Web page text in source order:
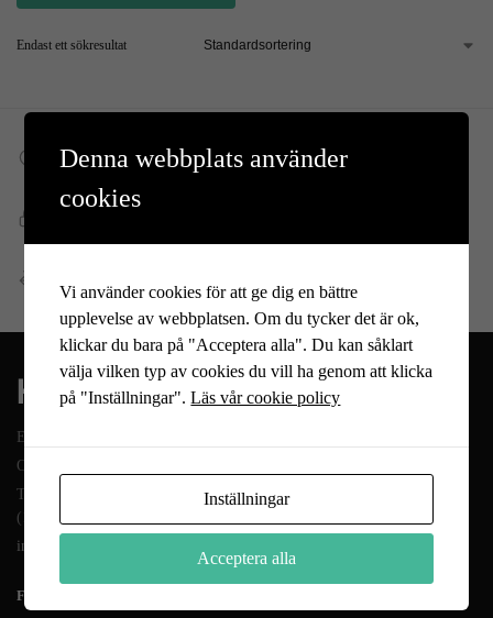
Endast ett sökresultat
Fri frakt till DHL ombud
Snabb, enkel och säker betalning
Öppet köp 14 dagar
En del av Novodesign AB
Org.nr. 556790-1235
Tel.
(10-17 mån-fre)
info@heminreda.se
FÖLJ OSS
Denna webbplats använder
cookies
Vi använder cookies för att ge dig en bättre
upplevelse av webbplatsen. Om du tycker det är ok,
klickar du bara på "Acceptera alla". Du kan såklart
välja vilken typ av cookies du vill ha genom att klicka
på "Inställningar".Läs vår cookie policy
Inställningar
Acceptera alla